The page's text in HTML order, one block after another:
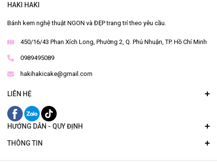
HAKI HAKI
Bánh kem nghệ thuật NGON và ĐẸP trang trí theo yêu cầu.
450/16/43 Phan Xích Long, Phường 2, Q. Phú Nhuận, TP. Hồ Chí Minh
0989495089
hakihakicake@gmail.com
LIÊN HỆ
HƯỚNG DẪN - QUY ĐỊNH
THÔNG TIN